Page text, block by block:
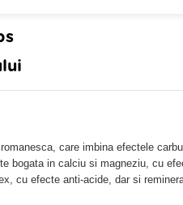
care imbina efectele
bogata in calciu si magneziu, cu
cu efecte anti-acide, dar si